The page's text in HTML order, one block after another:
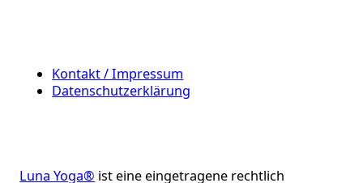
Kontakt / Impressum
Datenschutzerklärung
Luna Yoga® ist eine eingetragene rechtlich